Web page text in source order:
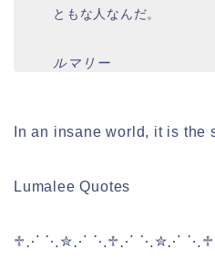
ともな人なんだ。
ルマリー
In an insane world, it is the
Lumalee Quotes
♱⋰ ⋱✮⋰ ⋱♱⋰ ⋱✮⋰